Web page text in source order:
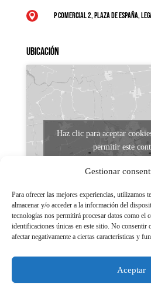
Gestionar
Para ofrecer las mejores experiencias, utilizamos
almacenar y/o acceder a la información del
tecnologías nos permitirá procesar datos como el
identificaciones únicas en este sitio. No consentir
afectar negativamente a ciertas características y
Aceptar
 P Comercial 2, Plaza de España,
Ubicación
Haz clic para aceptar
permitir este
Aviso legal